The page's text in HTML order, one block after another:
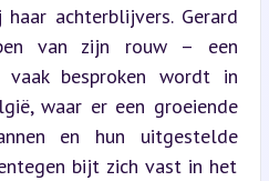
achterblijvers. Gerard
van zijn rouw – een
besproken wordt in
waar er een groeiende
en hun uitgestelde
bijt zich vast in het